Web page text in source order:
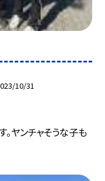
10/31
ヤンチャそうな子も